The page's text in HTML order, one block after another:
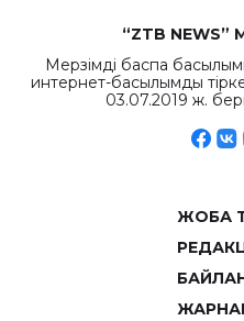
“ZTB NEWS”
Мерзімді баспа
интернет-басылымды
03.07.2019 ж.
ЖОБА